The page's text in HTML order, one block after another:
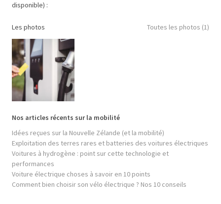
disponible) :
Les photos Toutes les photos (1)
Nos articles récents sur la mobilité
Idées reçues sur la Nouvelle Zélande (et la mobilité)
Exploitation des terres rares et batteries des voitures électriques
Voitures à hydrogène : point sur cette technologie et
performances
Voiture électrique choses à savoir en 10 points
Comment bien choisir son vélo électrique ? Nos 10 conseils